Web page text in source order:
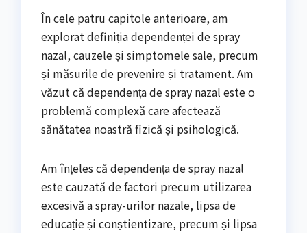
În cele patru capitole anterioare, am
explorat definiția dependenței de spray
nazal, cauzele și simptomele sale, precum
și măsurile de prevenire și tratament. Am
văzut că dependența de spray nazal este o
problemă complexă care afectează
sănătatea noastră fizică și psihologică.
Am înțeles că dependența de spray nazal
este cauzată de factori precum utilizarea
excesivă a spray-urilor nazale, lipsa de
educație și conștientizare, precum și lipsa